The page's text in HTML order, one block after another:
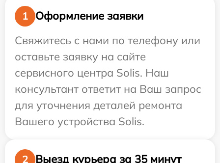
1
Оформление заявки
Свяжитесь с нами по телефону или
оставьте заявку на сайте
сервисного центра Solis. Наш
консультант ответит на Ваш запрос
для уточнения деталей ремонта
Вашего устройства Solis.
2
Выезд курьера за 35 минут